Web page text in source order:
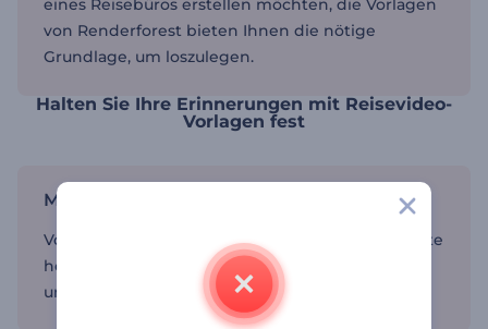
eines Reisebüros erstellen möchten, die Vorlagen
von Renderforest bieten Ihnen die nötige
Grundlage, um loszulegen.
Halten Sie Ihre Erinnerungen mit Reisevideo-
Vorlagen fest
Markieren Sie Ihre Erlebnisse
Vorlagen helfen Ihnen, Ihre besonderen Momente
hervorzuheben und Ihre Videos liebenswert und
unvergesslich zu machen.